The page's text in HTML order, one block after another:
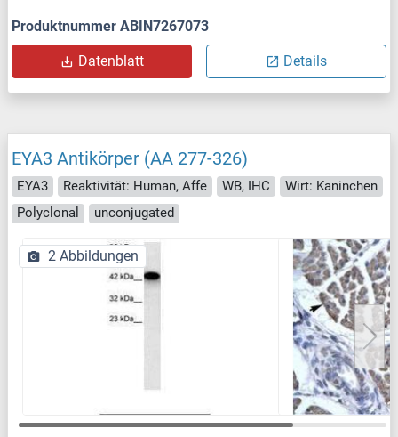
Produktnummer ABIN7267073
Datenblatt Details
EYA3 Antikörper (AA 277-326)
EYA3 Reaktivität: Human, Affe WB, IHC
Wirt: Kaninchen
Polyclonal
unconjugated
2 Abbildungen